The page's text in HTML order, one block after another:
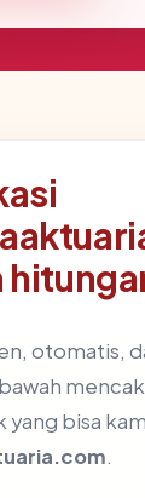
otomatis,
yang bisa
.